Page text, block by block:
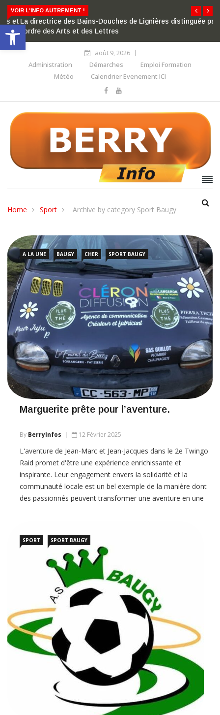
Ouvrir la barre d’outils
VOIR L'INFO AUTREMENT !
La directrice des Bains-Douches de Lignières distinguée par
l’ordre des Arts et des Lettres
août 9, 2026
Administration
Démarches
Emploi Formation
Météo
Calendrier Evenement ICI
Home Sport Archive by category Sport Baugy
A LA UNE BAUGY CHER SPORT BAUGY
Marguerite prête pour l’aventure.
By BerryInfos 12 Février 2025
L'aventure de Jean-Marc et Jean-Jacques dans le 2e Twingo
Raid promet d'être une expérience enrichissante et
inspirante. Leur engagement envers la solidarité et la
communauté locale est un bel exemple de la manière dont
des passionnés peuvent transformer une aventure en une
SPORT SPORT BAUGY